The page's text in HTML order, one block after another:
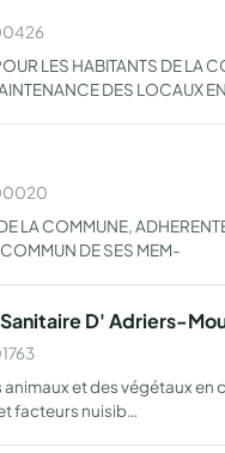
LES HABITANTS DE
DES LOCAUX
LA COMMUNE,
DE SES MEM-
D' Adriers-
et des végétaux
facteurs nuisib…